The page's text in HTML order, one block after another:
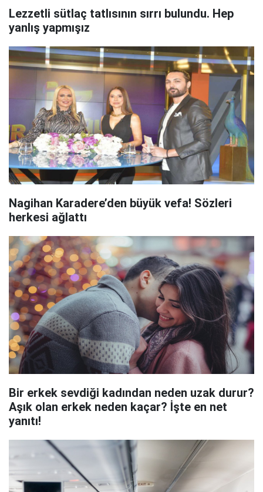
Lezzetli sütlaç tatlısının sırrı bulundu. Hep
yanlış yapmışız
Nagihan Karadere’den büyük vefa! Sözleri
herkesi ağlattı
Bir erkek sevdiği kadından neden uzak durur?
Aşık olan erkek neden kaçar? İşte en net
yanıtı!